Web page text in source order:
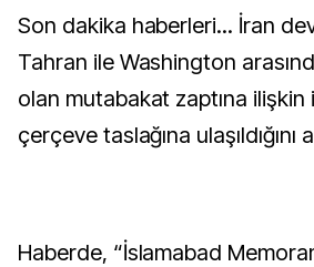
Son dakika haberleri... İran devlet televizyonu,
Tahran ile Washington
olan mutabakat zaptına ilişkin
çerçeve taslağına ulaşıldığını
Haberde, “İslamabad